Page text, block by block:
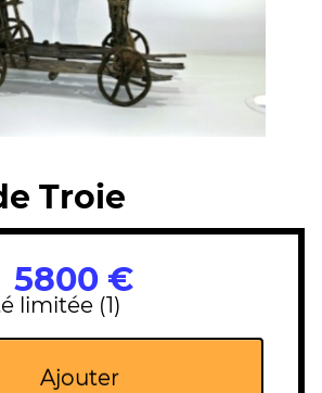
Troie
5800 €
limitée (1)
Ajouter